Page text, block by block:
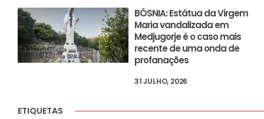
BÓSNIA: Estátua da Virgem
Maria vandalizada em
Medjugorje é o caso mais
recente de uma onda de
profanações
31 JULHO, 2026
ETIQUETAS